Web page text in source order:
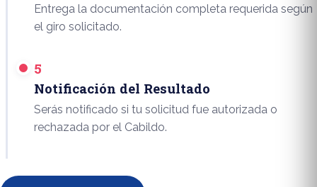
Entrega la documentación completa requerida según
el giro solicitado.
5
Notificación del Resultado
Serás notificado si tu solicitud fue autorizada o
rechazada por el Cabildo.